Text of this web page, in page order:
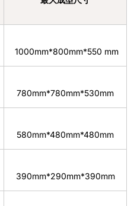
1000mm*800mm*550 mm
780mm*780mm*530mm
580mm*480mm*480mm
390mm*290mm*390mm